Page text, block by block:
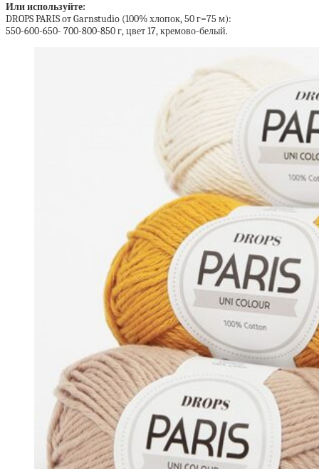
Или используйте:
DROPS PARIS от Garnstudio (100% хлопок, 50 г=75 м):
550-600-650- 700-800-850 г, цвет 17, кремово-белый.